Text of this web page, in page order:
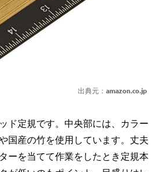
出典元： amazon.co.jp
ド定規です。中央部には、カラー
国産の竹を使用しています。丈夫
ーを当てて作業をしたとき定規本